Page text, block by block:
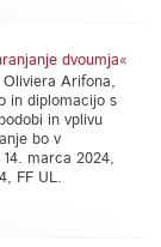
dvoumja«
Arifona,
in diplomacijo s
in vplivu
bo v
marca 2024,
FF UL.